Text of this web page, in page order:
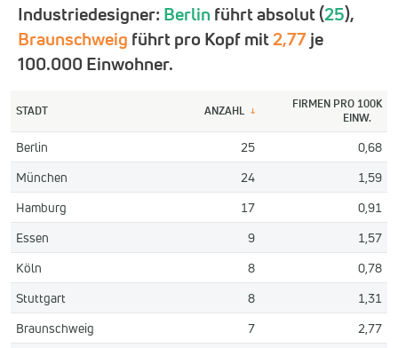
Industriedesigner: Berlin führt absolut (25),
Braunschweig führt pro Kopf mit2,77je
100.000 Einwohner.
STADT ANZAHL ↓
FIRMEN PRO 100K
EINW.
Berlin 25
0,68
München
24
1,59
Hamburg
17
0,91
Essen
9
1,57
Köln
8
0,78
Stuttgart
8
1,31
Braunschweig
7
2,77